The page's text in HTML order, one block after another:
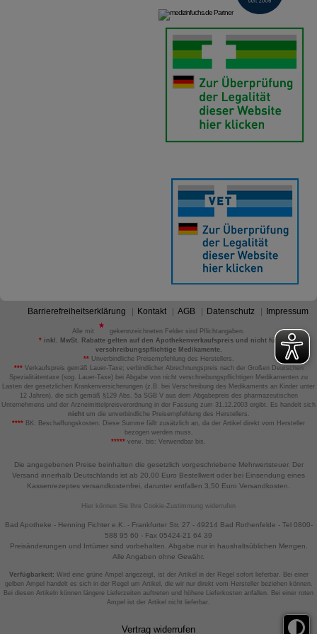
Hierüber lassen sich
Informationen über die Art und Weise der Nutzung
unserer Website sammeln, mit deren Hilfe wir unsere
Website weiter für Sie optimieren können, den Inhalt
auf unserer Website aber auch die Werbung auf
Drittseiten möglichst relevant für Sie zu gestalten.
Bitte beachten Sie, dass Daten hierfür teilweise an
Dritte wie z.B. Google oder soziale Medien
Barrierefreiheitserklärung Kontakt AGB Datenschutz Impressum
Alle mit
gekennzeichneten Felder sind Pflichtangaben.
* inkl. MwSt. Rabatte gelten auf den Apothekenverkaufspreis und nicht für
verschreibungspflichtige Medikamente.
**Unverbindliche Preisempfehlung des Herstellers.
***Verkaufspreis gemäß Lauer-Taxe; verbindlicher Abrechnungspreis nach der Großen Deutschen
Spezialitätentaxe (sog. Lauer-Taxe) bei Abgabe von nicht verschreibungspflichtigen Medikamenten zu
Lasten der gesetzlichen Krankenversicherungen (z.B. bei Verschreibung des Medikaments an Kinder unter
12 Jahren), die sich gemäß §129 Abs. 5a SGB V aus dem Abgabepreis des pharmazeutischen
Unternehmens und der Arzneimittelpreisverordnung in der Fassung zum 31.12.2003 ergibt. Es handelt sich
nichtum die unverbindliche Preisempfehlung des Herstellers.
**** BK: Beschaffungskosten. Diese Summe fällt zusätzlich an, da der Artikel direkt vom Hersteller
bezogen werden muss.
***** verw. bis: Verwendbar bis.
Die angegebenen Preise beinhalten die gesetzlich vorgeschriebene Mehrwertsteuer. Der
Versand innerhalb Deutschlands ist ab 20,00 Euro Bestellwert oder bei Einsendung eines
Kassenrezeptes versandkostenfrei, darunter entfallen 3,50 Euro Versandkosten.
Hier können Sie Ihre Cookie-Zustimmung widerrufen
Bad Apotheke - Henning Fichter e.K. - Frankfurter Str. 27 - 49214 Bad Rothenfelde - Tel 0800-
588 95 60 - Fax 05424-21 64 39
Preisänderungen und Irrtümer sind vorbehalten. Abgabe nur in haushaltsüblichen Mengen.
Alle Angaben ohne Gewähr.
Verfügbarkeit: Wird eine grüne Ampel angezeigt, ist der Artikel in der Regel sofort lieferbar. Bei einer
gelben Ampel handelt es sich in der Regel um Artikel, die wir nur direkt vom Hersteller beziehen können.
Bei diesen Artikeln können längere Lieferzeiten auftreten und höhere Lieferkosten anfallen. Bei einer roten
Ampel ist der Artikel nicht lieferbar.
Vertrag widerrufen